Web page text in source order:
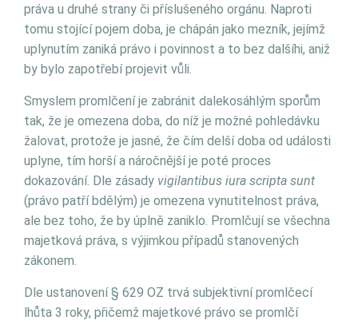
práva u druhé strany či příslušeného orgánu. Naproti
tomu stojící pojem doba, je chápán jako mezník, jejímž
uplynutím zaniká právo i povinnost a to bez dalšíhi, aniž
by bylo zapotřebí projevit vůli.
Smyslem promlčení je zabránit dalekosáhlým sporům
tak, že je omezena doba, do níž je možné pohledávku
žalovat, protože je jasné, že čím delší doba od události
uplyne, tím horší a náročnější je poté proces
dokazování. Dle zásady vigilantibus iura scripta sunt
(právo patří bdělým) je omezena vynutitelnost práva,
ale bez toho, že by úplně zaniklo. Promlčují se všechna
majetková práva, s výjimkou případů stanovených
zákonem.
Dle ustanovení § 629 OZ trvá subjektivní promlčecí
lhůta 3 roky, přičemž majetkové právo se promlčí